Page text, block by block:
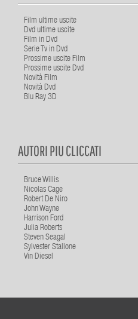
Film ultime uscite
Dvd ultime uscite
Film in Dvd
Serie Tv in Dvd
Prossime uscite Film
Prossime uscite Dvd
Novità Film
Novità Dvd
Blu Ray 3D
AUTORI PIU CLICCATI
Bruce Willis
Nicolas Cage
Robert De Niro
John Wayne
Harrison Ford
Julia Roberts
Steven Seagal
Sylvester Stallone
Vin Diesel